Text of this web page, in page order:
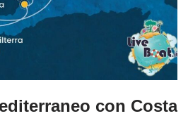
con Costa